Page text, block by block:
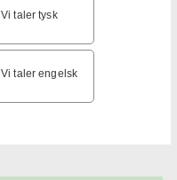
Vi taler tysk
Vi taler engelsk